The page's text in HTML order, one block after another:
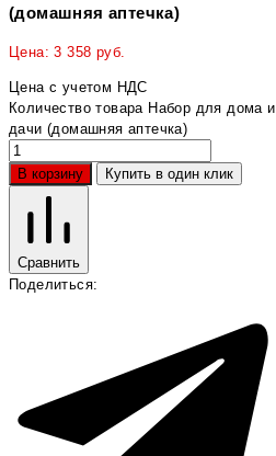
(домашняя аптечка)
Цена:3 358 руб.
Цена с учетом НДС
Количество товара Набор для дома и
дачи (домашняя аптечка)
В корзину Купить в один клик
Сравнить
Поделиться: